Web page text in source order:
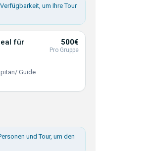
um Ihre Tour
für
Guide
500€
Pro Gruppe
und Tour, um den